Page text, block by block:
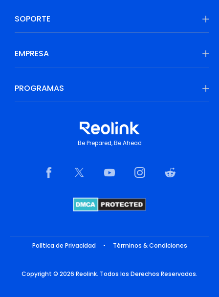
SOPORTE
EMPRESA
PROGRAMAS
Be Prepared, Be Ahead
Política de Privacidad • Términos & Condiciones
Copyright © 2026 Reolink. Todos los Derechos Reservados.